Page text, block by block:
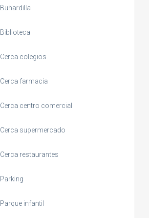
Buhardilla
Biblioteca
Cerca colegios
Cerca farmacia
Cerca centro comercial
Cerca supermercado
Cerca restaurantes
Parking
Parque infantil